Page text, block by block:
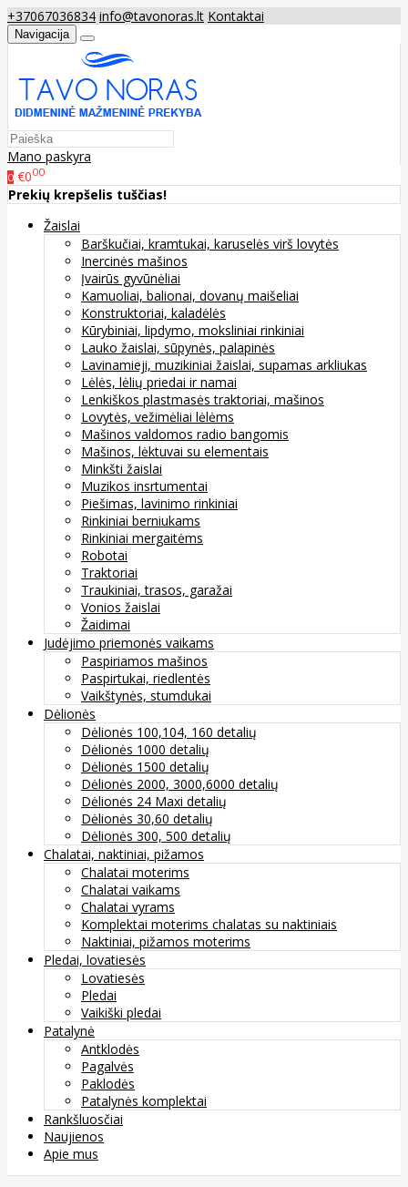
+37067036834 info@tavonoras.lt Kontaktai
Navigacija
Mano paskyra
0 €000
Prekių krepšelis tuščias!
Žaislai
Barškučiai, kramtukai, karuselės virš lovytės
Inercinės mašinos
Įvairūs gyvūnėliai
Kamuoliai, balionai, dovanų maišeliai
Konstruktoriai, kaladėlės
Kūrybiniai, lipdymo, moksliniai rinkiniai
Lauko žaislai, sūpynės, palapinės
Lavinamieji, muzikiniai žaislai, supamas arkliukas
Lėlės, lėlių priedai ir namai
Lenkiškos plastmasės traktoriai, mašinos
Lovytės, vežimėliai lėlėms
Mašinos valdomos radio bangomis
Mašinos, lėktuvai su elementais
Minkšti žaislai
Muzikos insrtumentai
Piešimas, lavinimo rinkiniai
Rinkiniai berniukams
Rinkiniai mergaitėms
Robotai
Traktoriai
Traukiniai, trasos, garažai
Vonios žaislai
Žaidimai
Judėjimo priemonės vaikams
Paspiriamos mašinos
Paspirtukai, riedlentės
Vaikštynės, stumdukai
Dėlionės
Dėlionės 100,104, 160 detalių
Dėlionės 1000 detalių
Dėlionės 1500 detalių
Dėlionės 2000, 3000,6000 detalių
Dėlionės 24 Maxi detalių
Dėlionės 30,60 detalių
Dėlionės 300, 500 detalių
Chalatai, naktiniai, pižamos
Chalatai moterims
Chalatai vaikams
Chalatai vyrams
Komplektai moterims chalatas su naktiniais
Naktiniai, pižamos moterims
Pledai, lovatiesės
Lovatiesės
Pledai
Vaikiški pledai
Patalynė
Antklodės
Pagalvės
Paklodės
Patalynės komplektai
Rankšluosčiai
Naujienos
Apie mus